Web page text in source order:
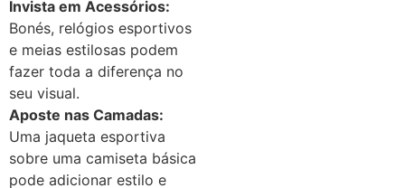
Invista em Acessórios:
Bonés, relógios esportivos
e meias estilosas podem
fazer toda a diferença no
seu visual.
Aposte nas Camadas:
Uma jaqueta esportiva
sobre uma camiseta básica
pode adicionar estilo e